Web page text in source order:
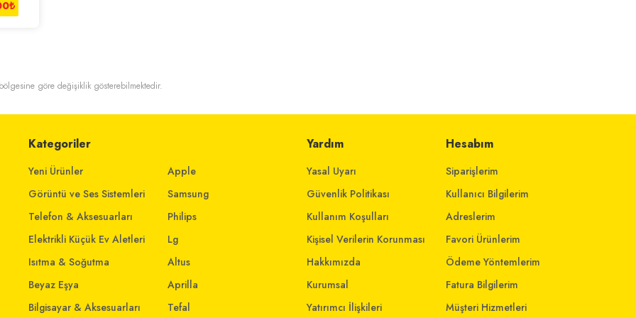
₺
göre değişiklik gösterebilmektedir.
Kategoriler
Yeni Ürünler
Görüntü ve Ses Sistemleri
Telefon & Aksesuarları
Elektrikli Küçük Ev Aletleri
Isıtma & Soğutma
Beyaz Eşya
Bilgisayar & Aksesuarları
Apple
Samsung
Philips
Lg
Altus
Aprilla
Tefal
Yardım
Yasal Uyarı
Güvenlik Politikası
Kullanım Koşulları
Kişisel Verilerin Korunması
Hakkımızda
Kurumsal
Yatırımcı İlişkileri
Hesabım
Siparişlerim
Kullanıcı Bilgilerim
Adreslerim
Favori Ürünlerim
Ödeme Yöntemlerim
Fatura Bilgilerim
Müşteri Hizmetleri